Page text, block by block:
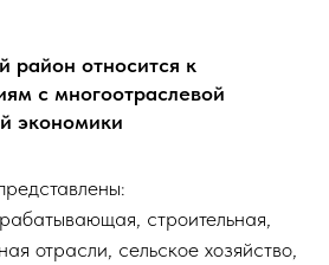
район относится к
с многоотраслевой
экономики
строительная,
отрасли, сельское хозяйство,